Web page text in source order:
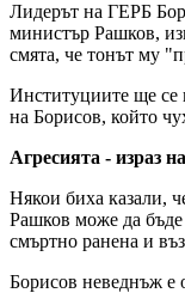
Лидерът на ГЕРБ
министър Рашков,
смята, че тонът му
Институциите ще се
на Борисов, който
Агресията - израз
Някои биха казали,
Рашков може да бъде
смъртно ранена и
Борисов неведнъж е